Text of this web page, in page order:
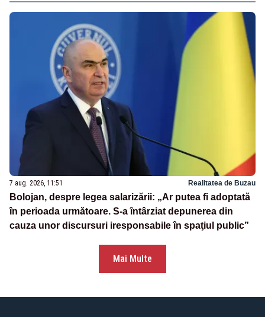
7 aug. 2026, 11:51 Realitatea de Buzau
Bolojan, despre legea salarizării: „Ar putea fi adoptată
în perioada următoare. S-a întârziat depunerea din
cauza unor discursuri iresponsabile în spaţiul public”
Mai Multe